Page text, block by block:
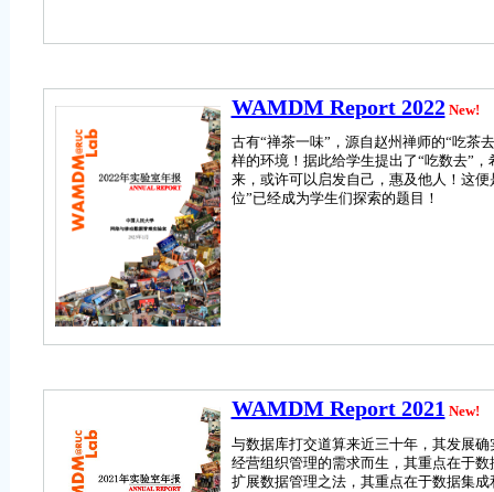
WAMDM Report 2022 New!
古有“禅茶一味”，源自赵州禅师的“吃茶
样的环境！据此给学生提出了“吃数去”
来，或许可以启发自己，惠及他人！这
位”已经成为学生们探索的题目！
WAMDM Report 2021 New!
与数据库打交道算来近三十年，其发展
经营组织管理的需求而生，其重点在于
扩展数据管理之法，其重点在于数据集